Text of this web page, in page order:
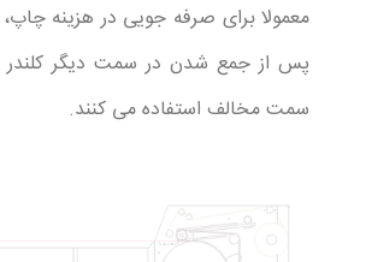
معمولا برای صرفه جویی در هزینه
پس از جمع شدن در سمت دیگر کلندر
سمت مخالف استفاده می کنند.